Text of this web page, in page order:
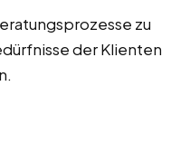
zu
der Klienten